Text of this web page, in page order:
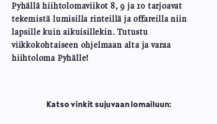
Pyhällä hiihtolomaviikot 8, 9 ja 10 tarjoavat
tekemistä lumisilla rinteillä ja offareilla niin
lapsille kuin aikuisillekin. Tutustu
viikkokohtaiseen ohjelmaan alta ja varaa
hiihtoloma Pyhälle!
Katso vinkit sujuvaan lomailuun: